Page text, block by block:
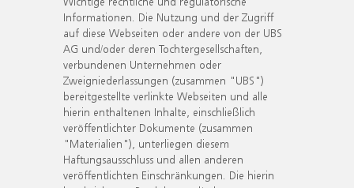
Informationen. Die Nutzung und der Zugriff
auf diese Webseiten oder andere von der UBS
AG und/oder deren Tochtergesellschaften,
verbundenen Unternehmen oder
Zweigniederlassungen (zusammen "UBS")
bereitgestellte verlinkte Webseiten und alle
hierin enthaltenen Inhalte, einschließlich
veröffentlichter Dokumente (zusammen
"Materialien"), unterliegen diesem
Haftungsausschluss und allen anderen
veröffentlichten Einschränkungen. Die hierin